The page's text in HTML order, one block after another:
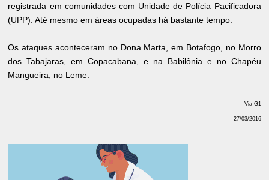
registrada em comunidades com Unidade de Polícia Pacificadora
(UPP). Até mesmo em áreas ocupadas há bastante tempo.
Os ataques aconteceram no Dona Marta, em Botafogo, no Morro
dos Tabajaras, em Copacabana, e na Babilônia e no Chapéu
Mangueira, no Leme.
Via G1
27/03/2016